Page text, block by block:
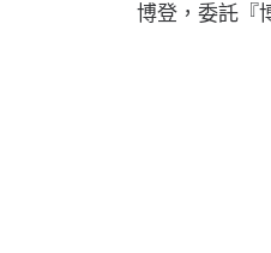
博登，委託『